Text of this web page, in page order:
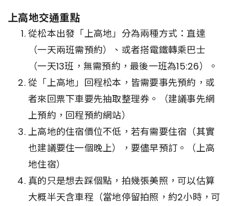
上高地交通重點
從松本出發「上高地」分為兩種方式：直達
（一天兩班需預約）、或者搭電鐵轉乘巴士
（一天13班，無需預約，最後一班為15:26）。
從「上高地」回程松本，皆需要事先預約，或
者來回票下車要先抽取整理券。（建議事先網
上預約，回程預約網站）
上高地的住宿價位不低，若有需要住宿（其實
也建議要住一個晚上），要儘早預訂。（上高
地住宿）
真的只是想去踩個點，拍幾張美照，可以估算
大概半天含車程（當地停留拍照，約2小時，可